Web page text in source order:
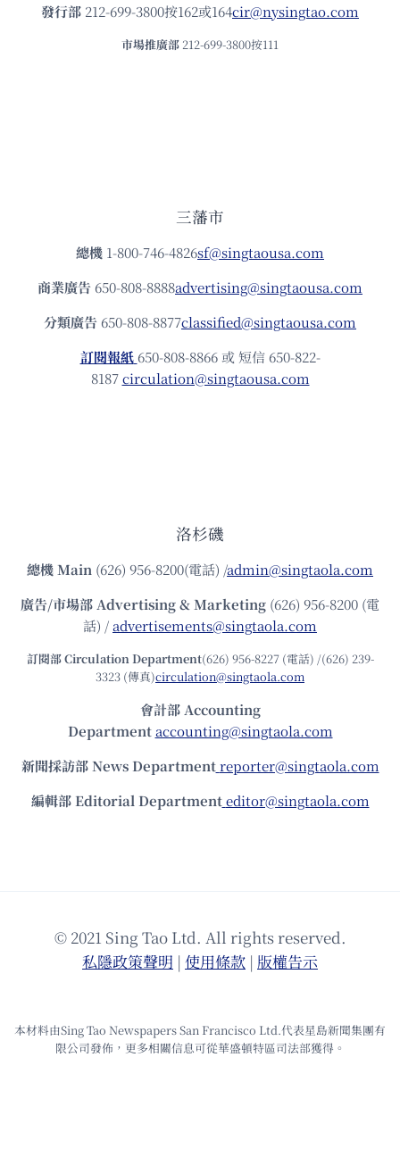
發⾏部 212-699-3800按162或164cir@nysingtao.com
市場推廣部 212-699-3800按111
三藩市
總機 1-800-746-4826sf@singtaousa.com
商業廣告 650-808-8888advertising@singtaousa.com
分類廣告 650-808-8877classified@singtaousa.com
訂閱報紙 650-808-8866 或 短信 650-822-
8187circulation@singtaousa.com
洛杉磯
總機Main (626) 956-8200(電話) /admin@singtaola.com
廣告/市場部Advertising & Marketing (626) 956-8200 (電
話) /advertisements@singtaola.com
訂閱部 Circulation Department(626) 956-8227 (電話) /(626) 239-
3323 (傳真)circulation@singtaola.com
會計部 Accounting
Department accounting@singtaola.com
新聞採訪部 News Department reporter@singtaola.com
編輯部 Editorial Department editor@singtaola.com
© 2021 Sing Tao Ltd. All rights reserved.
私隱政策聲明 | 使⽤條款 | 版權告⽰
本材料由Sing Tao Newspapers San Francisco Ltd.代表星島新聞集團有
限公司發佈，更多相關信息可從華盛頓特區司法部獲得。